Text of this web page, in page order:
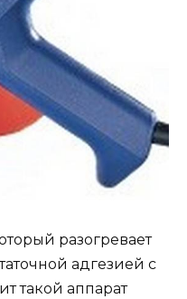
разогревает
адгезией с
такой аппарат